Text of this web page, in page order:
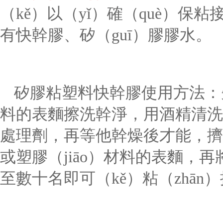
（kě）以（yǐ）確（què）保
有快幹膠、矽（guī）膠膠水。
矽膠粘塑料快幹膠使用方法
料的表麵擦洗幹淨，用酒精清
處理劑，再等他幹燥後才能，
或塑膠（jiāo）材料的表麵，
至數十名即可（kě）粘（zhān